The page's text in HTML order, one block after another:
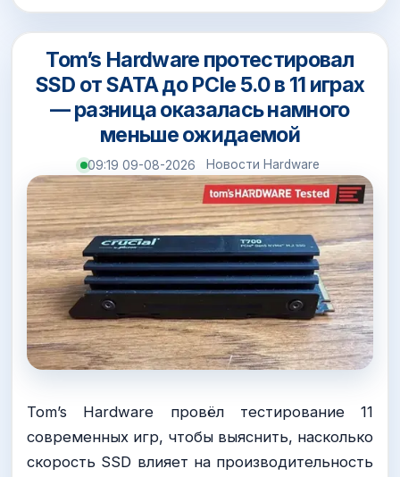
Tom’s Hardware протестировал
SSD от SATA до PCIe 5.0 в 11 играх
— разница оказалась намного
меньше ожидаемой
09:19 09-08-2026 Новости Hardware
Tom’s Hardware провёл тестирование 11
современных игр, чтобы выяснить, насколько
скорость SSD влияет на производительность